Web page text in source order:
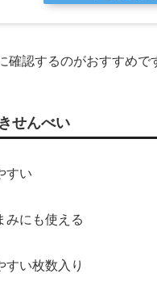
認するのがおすすめで
せんべい
すい
みにも使える
すい枚数入り